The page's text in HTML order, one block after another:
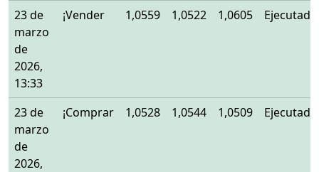
23 de
marzo
de
2026,
13:33
¡Vender 1,0559 1,0522 1,0605 Ejecutado
23 de
marzo
de
2026,
¡Comprar 1,0528 1,0544 1,0509 Ejecutado